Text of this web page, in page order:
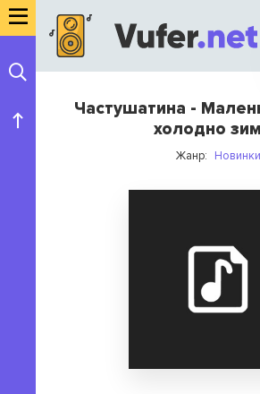
Частушатина -
холодно
Жанр: Новинки